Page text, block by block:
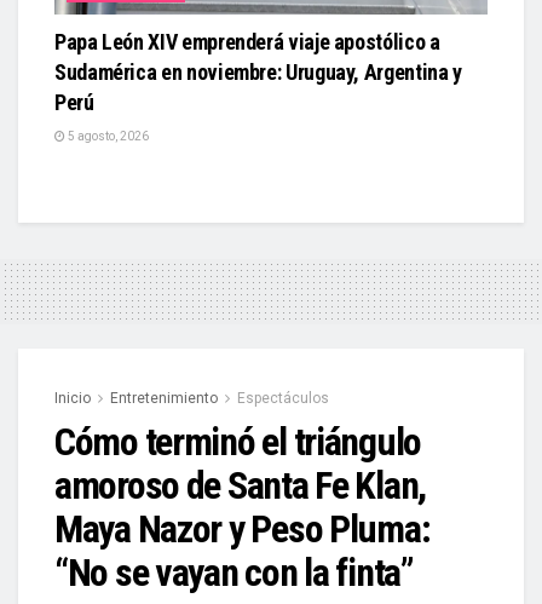
Papa León XIV emprenderá viaje apostólico a
Sudamérica en noviembre: Uruguay, Argentina y
Perú
5 agosto, 2026
Inicio Entretenimiento Espectáculos
Cómo terminó el triángulo
amoroso de Santa Fe Klan,
Maya Nazor y Peso Pluma:
“No se vayan con la finta”